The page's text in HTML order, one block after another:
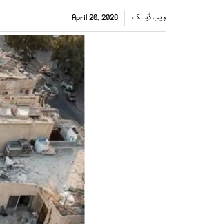
ویب ڈیسک April 20, 2026